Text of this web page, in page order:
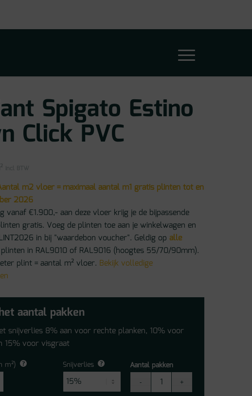
Spigato Estino
Click PVC
m2 vloer = maximaal aantal m1 gratis plinten tot en
2026
vanaf €1.900,- aan deze vloer krijg je de bijpassende
gratis. Voeg de plinten toe aan je winkelwagen en
in bij "waardebon voucher". Geldig opalle
in RAL9010 of RAL9016 (hoogtes 55/70/90mm).
plint = aantal m² vloer. Bekijk volledige
aantal pakken
snijverlies 8% aan voor rechte planken, 10% voor
15% voor visgraat
m²) Snijverlies
Aantal pakken
Spigato